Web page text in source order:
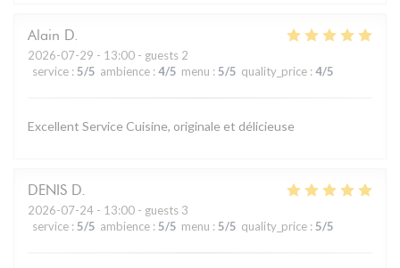
Alain D
2026-07-29 - 13:00 - guests 2
service : 5/5 ambience : 4/5 menu : 5/5 quality_price : 4/5
Excellent Service Cuisine, originale et délicieuse
DENIS D
2026-07-24 - 13:00 - guests 3
service : 5/5 ambience : 5/5 menu : 5/5 quality_price : 5/5